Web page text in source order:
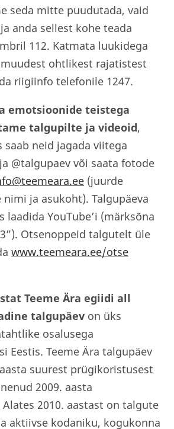
seda mitte puudutada, vaid
anda sellest kohe teada
112. Katmata luukidega
ohtlikest rajatistest
riigiinfo telefonile 1247.
emotsioonide teistega
talgupilte ja videoid,
saab neid jagada viitega
ja @talgupaev või saata fotode
(juurde
ja asukoht). Talgupäeva
laadida YouTube’i (märksõna
Otsenoppeid talgutelt üle
www.teemeara.ee/otse
Teeme Ära egiidi all
talgupäev on üks
osalusega
Eestis. Teeme Ära talgupäev
suurest prügikoristusest
2009. aasta
2010. aastast on talgute
aktiivse kodaniku, kogukonna